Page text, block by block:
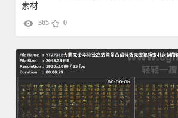
素材
365 0